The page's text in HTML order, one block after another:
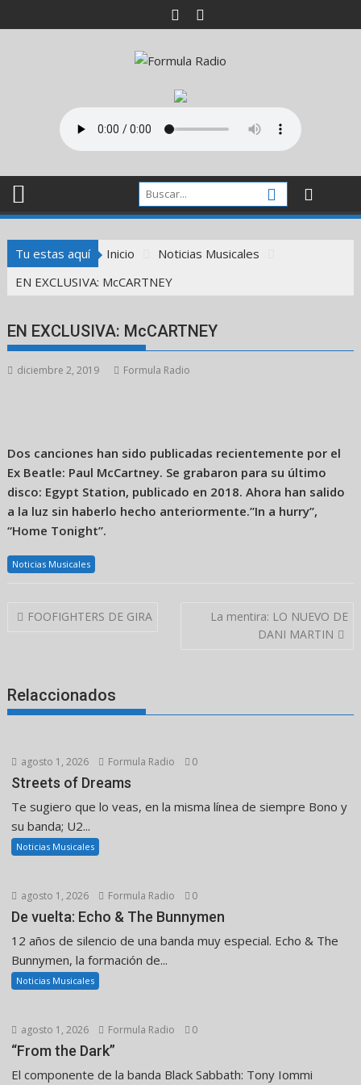
al
Tu estas aquí Inicio
Noticias Musicales
EN EXCLUSIVA: McCARTNEY
EN EXCLUSIVA: McCARTNEY
diciembre 2, 2019 Formula Radio
Dos canciones han sido publicadas recientemente por el
Ex Beatle: Paul McCartney. Se grabaron para su último
disco: Egypt Station, publicado en 2018. Ahora han salido
a la luz sin haberlo hecho anteriormente.”In a hurry”,
“Home Tonight”.
Noticias Musicales
Navegación
FOOFIGHTERS DE GIRA
La mentira: LO NUEVO DE
DANI MARTIN
Relaccionados
agosto 1, 2026 Formula Radio 0
Streets of Dreams
Te sugiero que lo veas, en la misma línea de siempre Bono y
su banda; U2...
Noticias Musicales
agosto 1, 2026 Formula Radio 0
De vuelta: Echo & The Bunnymen
12 años de silencio de una banda muy especial. Echo & The
Bunnymen, la formación de...
Noticias Musicales
agosto 1, 2026 Formula Radio 0
“From the Dark”
El componente de la banda Black Sabbath: Tony Iommi